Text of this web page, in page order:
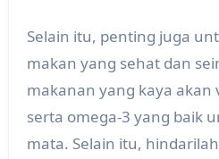
Selain itu, penting juga
makan yang sehat dan
makanan yang kaya akan
serta omega-3 yang baik
mata. Selain itu,